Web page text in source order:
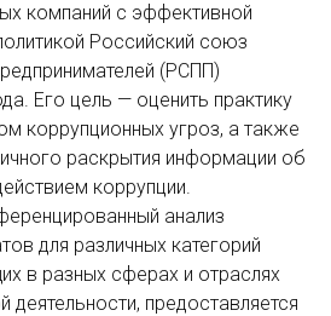
компаний с эффективной
Российский союз
(РСПП)
Его цель — оценить практику
коррупционных угроз, а также
раскрытия информации об
коррупции.
анализ
для различных категорий
в разных сферах и отраслях
деятельности, предоставляется